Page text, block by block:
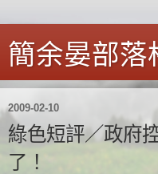
簡余晏部落
2009-02-10
綠色短評／政府
了！